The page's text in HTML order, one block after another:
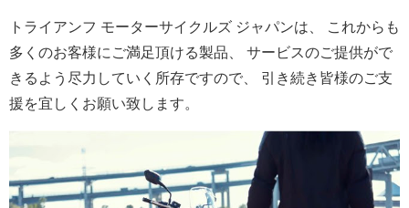
トライアンフ モーターサイクルズ ジャパンは、 これからも
多くのお客様にご満足頂ける製品、 サービスのご提供がで
きるよう尽力していく所存ですので、 引き続き皆様のご支
援を宜しくお願い致します。